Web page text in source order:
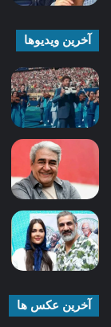
آخرین ویدیوها
آخرین عکس ها